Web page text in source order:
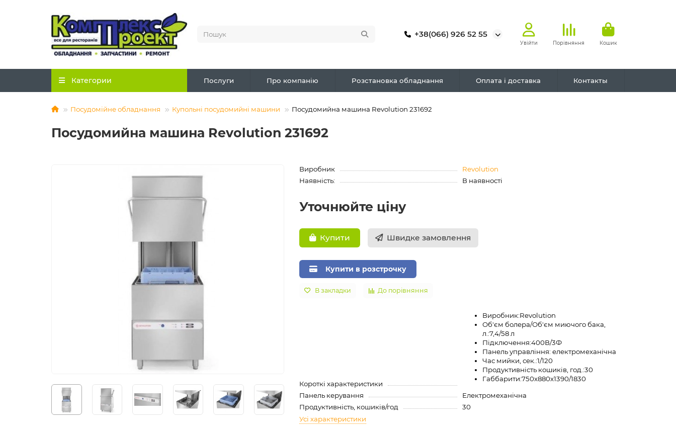
+38(066) 926 52 55
Увійти Порівняння Кошик
Категории Послуги Про компанію Розстановка обладнання Оплата і доставка Контакты
Посудомійне обладнання Купольні посудомийні машини Посудомийна машина Revolution 231692
Посудомийна машина Revolution 231692
Виробник
Revolution
Наявність:
В наявності
Уточнюйте ціну
Купити Швидке замовлення
Купити в розстрочку
В закладки До порівняння
Короткі характеристики
Виробник:Revolution
Об'єм болера/Об'єм миючого бака,
л.:7,4/58 л
Підключення:400В/3Ф
Панель управління: електромеханічна
Час мийки, сек.:1/120
Продуктивність кошиків, год.:30
Габбарити:750х880х1390/1830
Панель керування
Електромеханічна
Продуктивність, кошиків/год
30
Усі характеристики